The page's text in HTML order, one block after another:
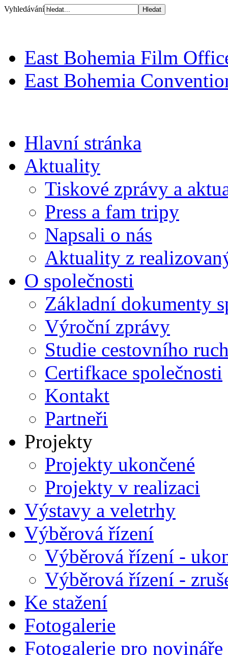
Vyhledávání
East Bohemia Film
East Bohemia
Hlavní stránka
Aktuality
Tiskové zprávy a
Press a fam tripy
Napsali o nás
Aktuality z
O společnosti
Základní dokumenty
Výroční zprávy
Studie cestovního
Certifkace společnosti
Kontakt
Partneři
Projekty
Projekty ukončené
Projekty v realizaci
Výstavy a veletrhy
Výběrová řízení
Výběrová řízení -
Výběrová řízení -
Ke stažení
Fotogalerie
Fotogalerie pro novináře